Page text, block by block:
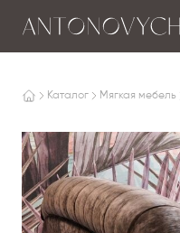
Каталог Мягкая мебель